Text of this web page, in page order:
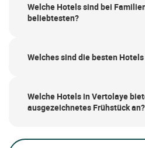
Welche Hotels sind bei
beliebtesten?
Welches sind die besten
Welche Hotels in Vertolaye
ausgezeichnetes Frühstück an?